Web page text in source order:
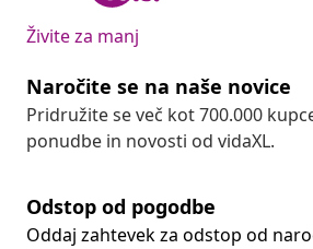
Živite za manj
Naročite se na naše novice
Pridružite se več kot 700.000
ponudbe in novosti od vidaXL.
Odstop od pogodbe
Oddaj zahtevek za odstop od